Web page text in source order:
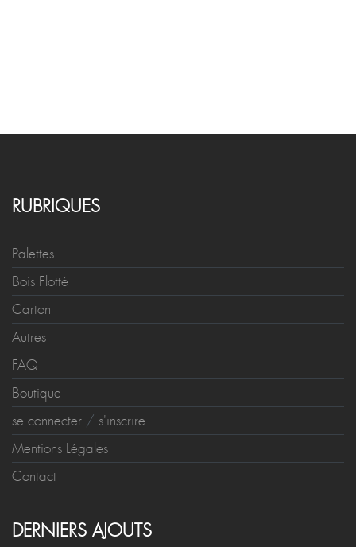
RUBRIQUES
Palettes
Bois Flotté
Carton
Autres
FAQ
Boutique
se connecter / s'inscrire
Mentions Légales
Contact
DERNIERS AJOUTS